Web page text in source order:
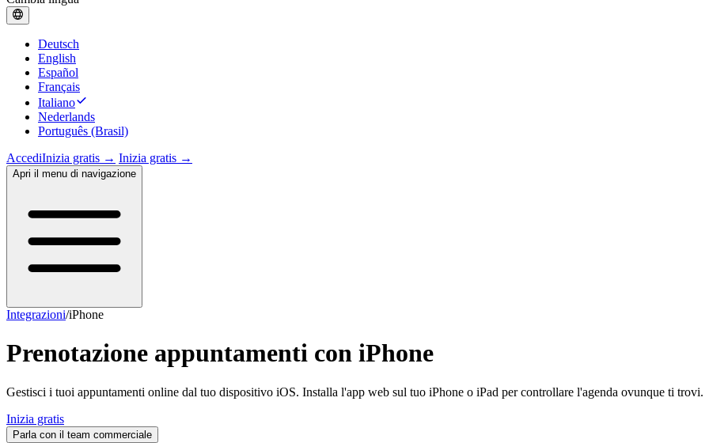
Deutsch
English
Español
Français
Italiano
Nederlands
Português (Brasil)
AccediInizia gratis → Inizia gratis →
Apri il menu di navigazione
Integrazioni/iPhone
Prenotazione appuntamenti con iPhone
Gestisci i tuoi appuntamenti online dal tuo dispositivo iOS. Installa l'app web sul tuo iPhone o iPad per controllare l'agenda ovunque ti trovi.
Inizia gratis
Parla con il team commerciale